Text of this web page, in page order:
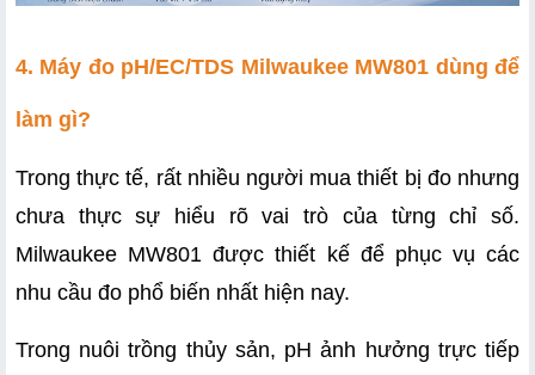
4. Máy đo pH/EC/TDS Milwaukee MW801 dùng để
làm gì?
Trong thực tế, rất nhiều người mua thiết bị đo nhưng
chưa thực sự hiểu rõ vai trò của từng chỉ số.
Milwaukee MW801 được thiết kế để phục vụ các
nhu cầu đo phổ biến nhất hiện nay.
Trong nuôi trồng thủy sản, pH ảnh hưởng trực tiếp